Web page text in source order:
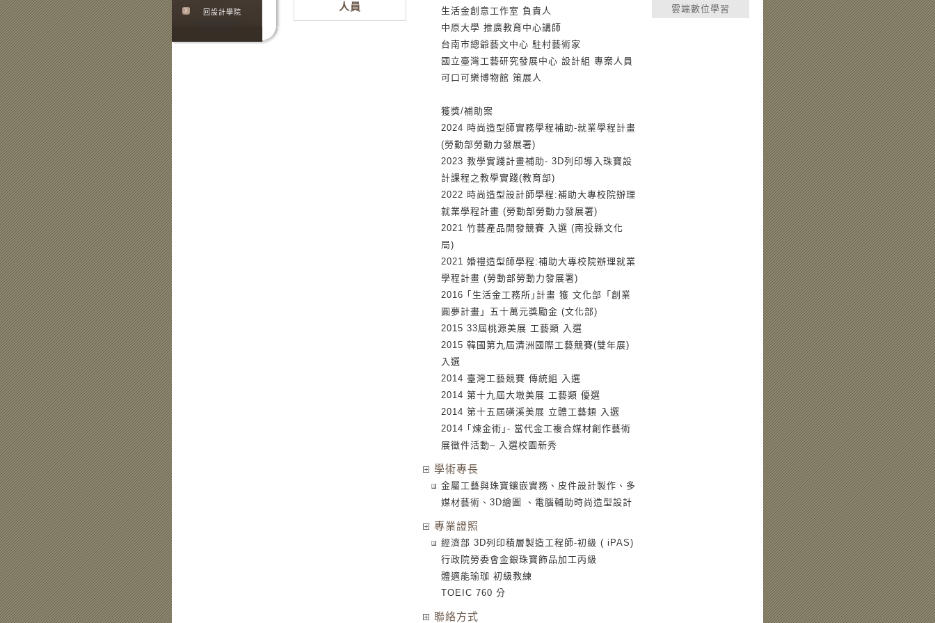
回設計學院
人員
生活金創意工作室 負責人
中原大學 推廣教育中心講師
台南市總爺藝文中心 駐村藝術家
國立臺灣工藝研究發展中心 設計組 專案人員
可口可樂博物館 策展人
獲獎/補助案
2024 時尚造型師實務學程補助-就業學程計畫
(勞動部勞動力發展署)
2023 教學實踐計畫補助- 3D列印導入珠寶設
計課程之教學實踐(教育部)
2022 時尚造型設計師學程:補助大專校院辦理
就業學程計畫 (勞動部勞動力發展署)
2021 竹藝產品開發競賽 入選 (南投縣文化
局)
2021 婚禮造型師學程:補助大專校院辦理就業
學程計畫 (勞動部勞動力發展署)
2016 ｢生活金工務所｣計畫 獲 文化部「創業
圓夢計畫」五十萬元獎勵金 (文化部)
2015 33屆桃源美展 工藝類 入選
2015 韓國第九屆清洲國際工藝競賽(雙年展)
入選
2014 臺灣工藝競賽 傳統組 入選
2014 第十九屆大墩美展 工藝類 優選
2014 第十五屆磺溪美展 立體工藝類 入選
2014 ｢煉金術｣- 當代金工複合媒材創作藝術
展徵件活動– 入選校園新秀
學術專長
金屬工藝與珠寶鑲嵌實務、皮件設計製作、多
媒材藝術、3D繪圖 、電腦輔助時尚造型設計
專業證照
經濟部 3D列印積層製造工程師-初級 ( iPAS)
行政院勞委會金銀珠寶飾品加工丙級
體適能瑜珈 初級教練
TOEIC 760 分
聯絡方式
雲端數位學習